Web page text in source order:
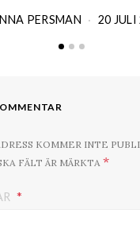
PERSMAN 20
KOMMER INTE
FÄLT ÄR MÄRKTA *